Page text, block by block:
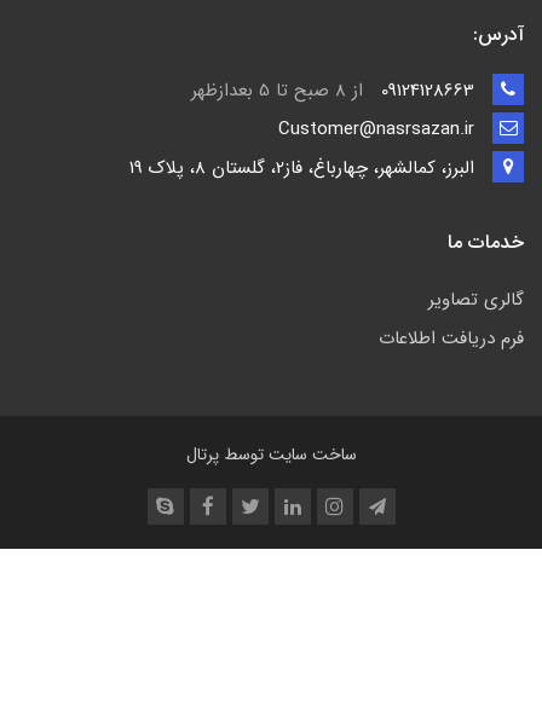
آدرس:
از 8 صبح تا 5 بعدازظهر
البرز، کمالشهر، چهارباغ، فاز2، گلستان 8، پلاک 19
خدمات ما
گالری تصاویر
فرم دریافت اطلاعات
ساخت سایت توسطپرتال